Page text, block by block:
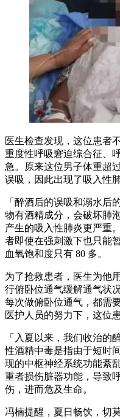
医生检查发现，这位患者
重度性呼吸窘迫综合征、
急。原来这位男子体重超
误吸，因此出现了吸入性肺
「醉酒后的误吸和溺水后
物有酒精成分，会破坏肺
产生的吸入性肺炎更严重
者即使在强刺激下也只能
血氧饱和度只有 80 多。
为了抢救患者，医生为他
行俯卧位通气缓解通气状
每次做俯卧位通气，都需
医护人员的努力下，这位
「入夏以来，我们收治的
性酒精中毒是指由于短时
现的中枢神经系统功能紊
重者损伤脏器功能，导致
伤，进而危及生命。
冯楠提醒，夏日畅饮，切